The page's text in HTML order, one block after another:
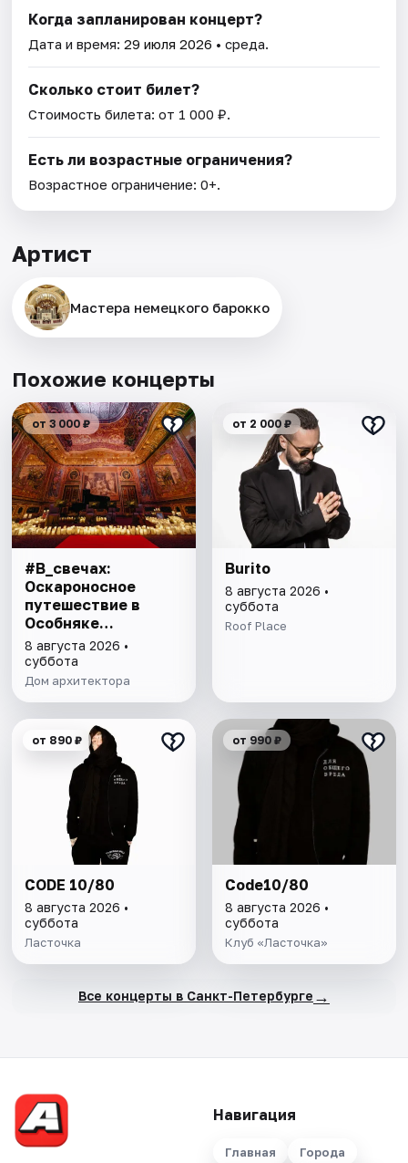
Когда запланирован концерт?
Дата и время:29 июля 2026 • среда.
Сколько стоит билет?
Стоимость билета: от 1 000 ₽.
Есть ли возрастные ограничения?
Возрастное ограничение: 0+.
Артист
Мастера немецкого барокко
Похожие концерты
от 3 000 ₽
#В_свечах:
Оскароносное
путешествие в
Особняке
Половцова
8 августа 2026 •
суббота
Дом архитектора
от 2 000 ₽
Burito
8 августа 2026 •
суббота
Roof Place
от 890 ₽
CODE 10/80
8 августа 2026 •
суббота
Ласточка
от 990 ₽
Code10/80
8 августа 2026 •
суббота
Клуб «Ласточка»
Все концерты в Санкт-Петербурге →
Навигация
Главная Города